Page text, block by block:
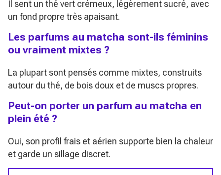
Il sent un thé vert crémeux, légèrement sucré, avec
un fond propre très apaisant.
Les parfums au matcha sont-ils féminins
ou vraiment mixtes ?
La plupart sont pensés comme mixtes, construits
autour du thé, de bois doux et de muscs propres.
Peut-on porter un parfum au matcha en
plein été ?
Oui, son profil frais et aérien supporte bien la chaleur
et garde un sillage discret.